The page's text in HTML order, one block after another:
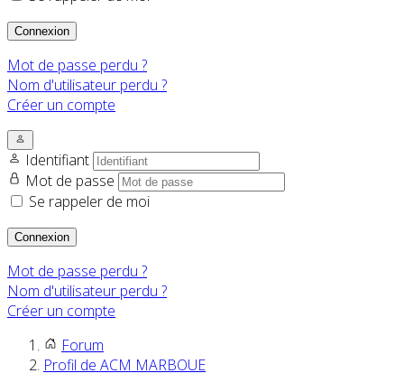
Connexion
Mot de passe perdu ?
Nom d'utilisateur perdu ?
Créer un compte
Identifiant
Mot de passe
Se rappeler de moi
Connexion
Mot de passe perdu ?
Nom d'utilisateur perdu ?
Créer un compte
Forum
Profil de ACM MARBOUE